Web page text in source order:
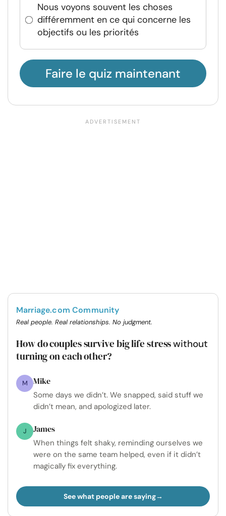
Nous voyons souvent les choses
différemment en ce qui concerne les
objectifs ou les priorités
Faire le quiz maintenant
Marriage.com Community
Real people. Real relationships. No judgment.
How do couples survive big life stresswithout
turning on each other?
M Mike
Some days we didn’t. We snapped, said stuff we
didn’t mean, and apologized later.
J James
When things felt shaky, reminding ourselves we
were on the same team helped, even if it didn’t
magically fix everything.
See what people are saying